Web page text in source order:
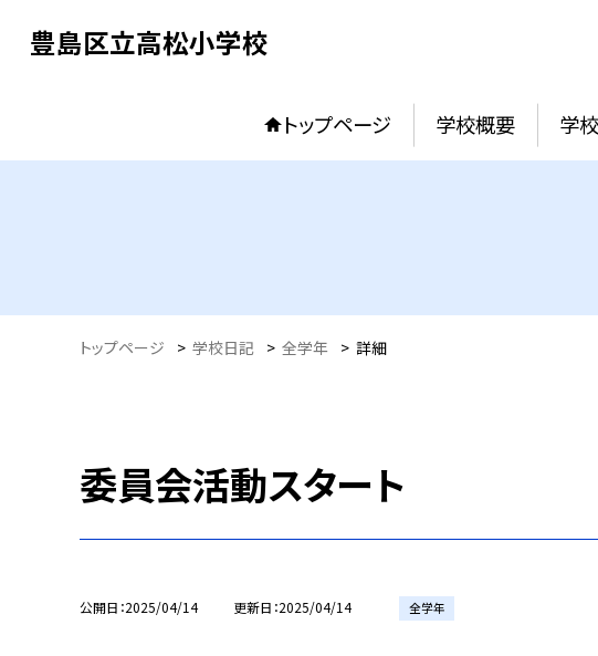
豊島区立高松小学校
トップページ 学校概要 学
トップページ > 学校日記 > 全学年 > 詳細
委員会活動スタート
公開日 2025/04/14 更新日 2025/04/14 全学年